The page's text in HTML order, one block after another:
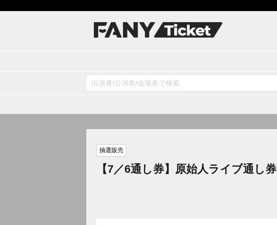
抽選販売
【7／6通し券】原始人ライブ通し券